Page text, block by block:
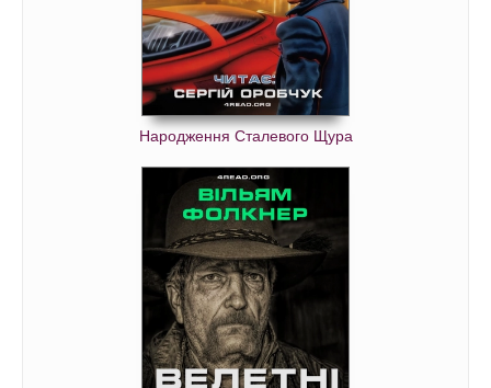
Народження Сталевого Щура